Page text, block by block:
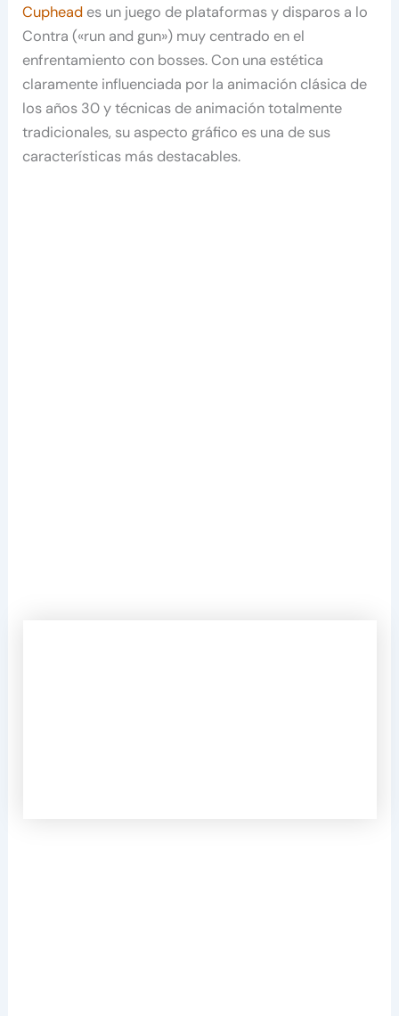
Cuphead es un juego de plataformas y disparos a lo
Contra («run and gun») muy centrado en el
enfrentamiento con bosses. Con una estética
claramente influenciada por la animación clásica de
los años 30 y técnicas de animación totalmente
tradicionales, su aspecto gráfico es una de sus
características más destacables.